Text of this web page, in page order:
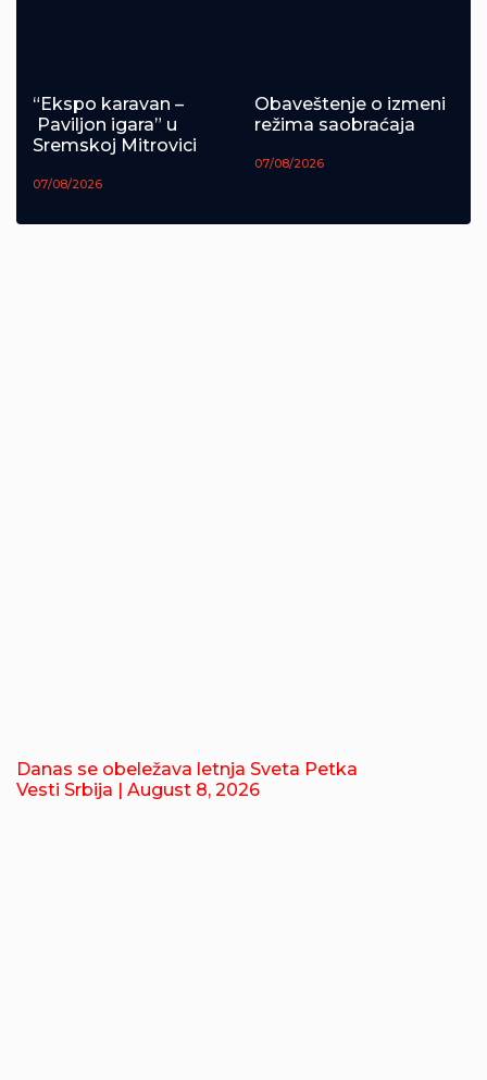
“Ekspo karavan –
Paviljon igara” u
Sremskoj Mitrovici
07/08/2026
Obaveštenje o izmeni
režima saobraćaja
07/08/2026
Danas se obeležava letnja Sveta Petka
Vesti Srbija | August 8, 2026